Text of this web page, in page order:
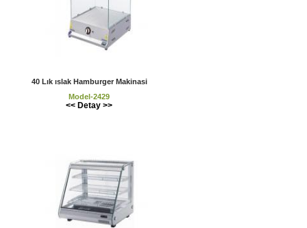
40 Lık ıslak Hamburger Makinasi
Model-2429
<< Detay >>